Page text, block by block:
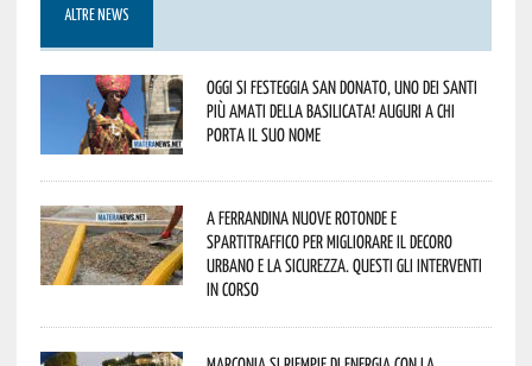
ALTRE NEWS
Oggi si festeggia San Donato, uno dei Santi
più amati della Basilicata! Auguri a chi
porta il suo nome
A Ferrandina nuove rotonde e
spartitraffico per migliorare il decoro
urbano e la sicurezza. Questi gli interventi
in corso